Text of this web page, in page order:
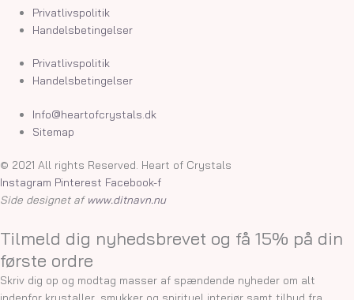
Privatlivspolitik
Handelsbetingelser
Privatlivspolitik
Handelsbetingelser
Info@heartofcrystals.dk
Sitemap
© 2021 All rights Reserved. Heart of Crystals
Instagram Pinterest Facebook-f
Side designet af www.ditnavn.nu
Tilmeld dig nyhedsbrevet og få 15% på din
første ordre
Skriv dig op og modtag masser af spændende nyheder om alt
indenfor krystaller, smykker og spirituel interiør samt tilbud fra